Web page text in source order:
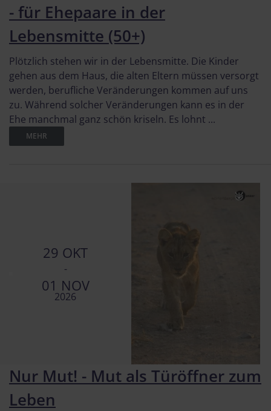
- für Ehepaare in der
Lebensmitte (50+)
Plötzlich stehen wir in der Lebensmitte. Die Kinder
gehen aus dem Haus, die alten Eltern müssen versorgt
werden, berufliche Veränderungen kommen auf uns
zu. Während solcher Veränderungen kann es in der
Ehe manchmal ganz schön kriseln. Es lohnt ...
MEHR
29 OKT
-
01 NOV
2026
Nur Mut! - Mut als Türöffner zum
Leben